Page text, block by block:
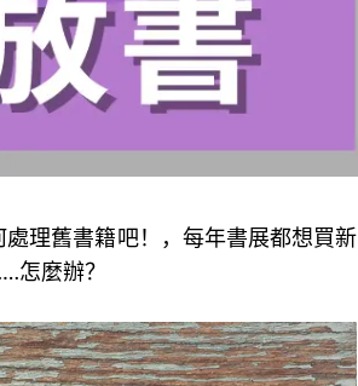
理舊書籍吧！，每年書展都想買新
怎麼辦？